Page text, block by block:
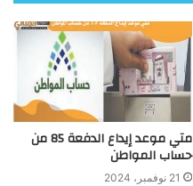
متي موعد إيداع الدفعة 85 من
حساب المواطن
21 نوفمبر، 2024